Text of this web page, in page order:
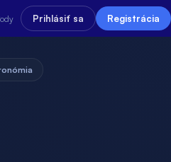
Prihlásiť sa Registrácia